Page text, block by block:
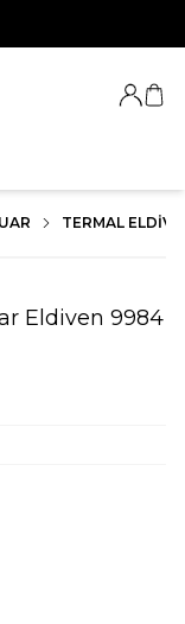
Giriş
TERMAL
Eldiven 9984